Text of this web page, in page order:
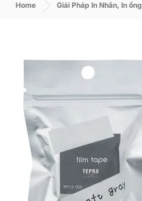
Home Giải Pháp In Nhãn, In ống